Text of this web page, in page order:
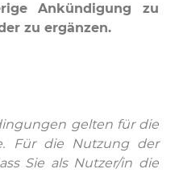
Ankündigung zu
zu ergänzen.
gelten für die
Für die Nutzung der
Sie als Nutzer/in die